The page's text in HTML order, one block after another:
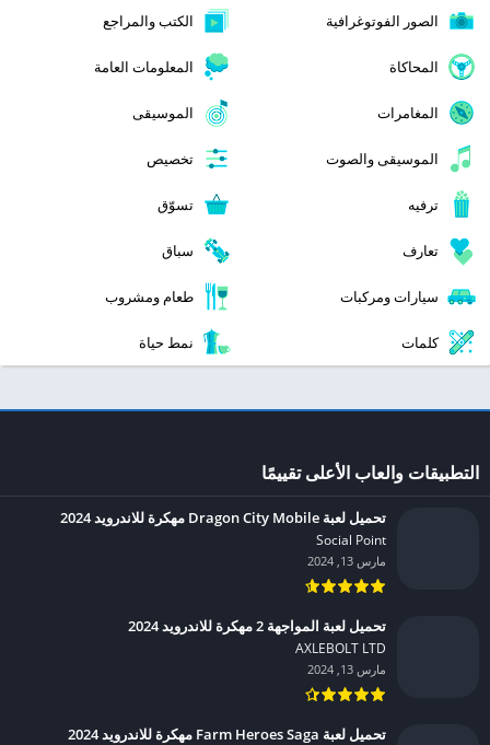
الصور الفوتوغرافية الكتب والمراجع
المحاكاة المعلومات العامة
المغامرات الموسيقى
الموسيقى والصوت تخصيص
ترفيه تسوّق
تعارف سباق
سيارات ومركبات طعام ومشروب
كلمات نمط حياة
التطبيقات والعاب الأعلى تقييمًا
تحميل لعبة Dragon City Mobile مهكرة للاندرويد 2024
Social Point‏
مارس 13, 2024
تحميل لعبة المواجهة 2 مهكرة للاندرويد 2024
AXLEBOLT LTD‏
مارس 13, 2024
تحميل لعبة Farm Heroes Saga مهكرة للاندرويد 2024